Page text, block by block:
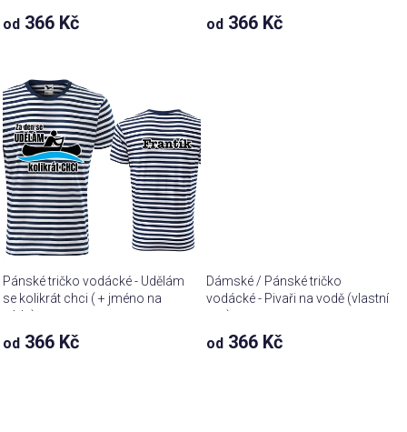
od 366 Kč od 366 Kč
Pánské tričko vodácké - Udělám
se kolikrát chci ( + jméno na
záda)
od 366 Kč
Dámské / Pánské tričko
vodácké - Pivaři na vodě (vlastní
text)
od 366 Kč